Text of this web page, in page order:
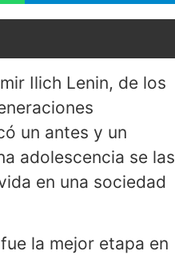
Ilich Lenin, de los
un antes y un
adolescencia se las
en una sociedad
la mejor etapa en